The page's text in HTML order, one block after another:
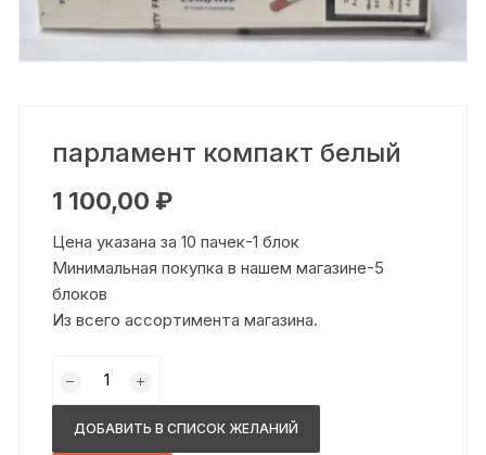
парламент компакт белый
1 100,00 ₽
Цена указана за 10 пачек-1 блок
Минимальная покупка в нашем магазине-5
блоков
Из всего ассортимента магазина.
товара
парламент
ДОБАВИТЬ В СПИСОК ЖЕЛАНИЙ